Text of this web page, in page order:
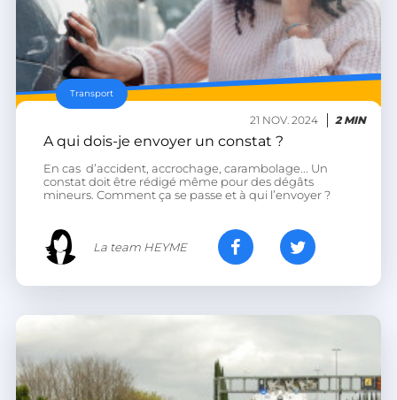
21 NOV. 2024 2 MIN
Transport
A qui dois-je envoyer un constat ?
En cas d’accident, accrochage, carambolage... Un
constat doit être rédigé même pour des dégâts
mineurs. Comment ça se passe et à qui l’envoyer ?
La team HEYME
XSRF-TOKEN .heyme.care
__lc_cst
On Direct Business
.accounts.livechatinc.com
heyme_session .heyme.care
worldpass.heyme.care
__oauth_redirect_detector